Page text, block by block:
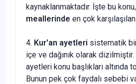
kaynaklanmaktadır. İşte bu konu,
meallerinde en çok
4. Kur'an ayetleri sistematik
içe ve dağınık olarak
ayetleri konu başlıkları altında
Bunun pek çok faydalı sebebi